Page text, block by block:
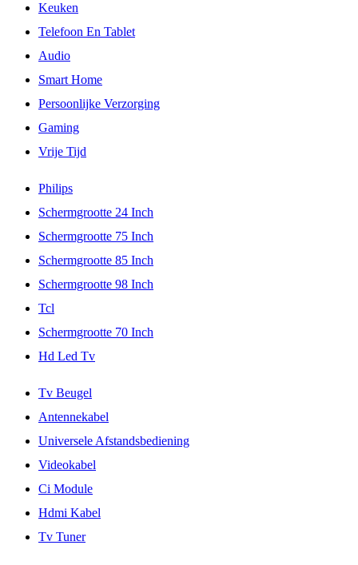
Keuken
Telefoon En Tablet
Audio
Smart Home
Persoonlijke Verzorging
Gaming
Vrije Tijd
Philips
Schermgrootte 24 Inch
Schermgrootte 75 Inch
Schermgrootte 85 Inch
Schermgrootte 98 Inch
Tcl
Schermgrootte 70 Inch
Hd Led Tv
Tv Beugel
Antennekabel
Universele Afstandsbediening
Videokabel
Ci Module
Hdmi Kabel
Tv Tuner